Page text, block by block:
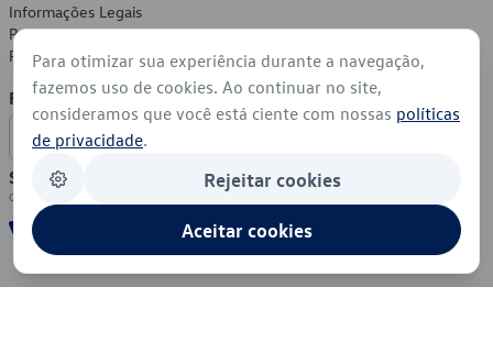
Informações Legais
Política de Privacidade
Política de Cookies
Formas de Pagamento
Segurança
Para otimizar sua experiência durante a navegação,
fazemos uso de cookies. Ao continuar no site,
consideramos que você está ciente com nossas políticas
de privacidade.
Rejeitar cookies
Aceitar cookies